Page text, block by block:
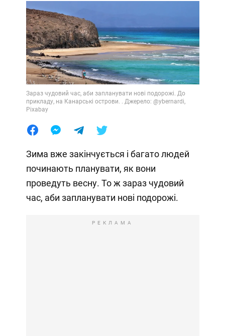
Зараз чудовий час, аби запланувати нові подорожі. До
прикладу, на Канарські острови. . Джерело: @ybernardi,
Pixabay
Зима вже закінчується і багато людей
починають планувати, як вони
проведуть весну. То ж зараз чудовий
час, аби запланувати нові подорожі.
РЕКЛАМА